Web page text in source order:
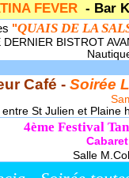
FEVER - Bar
"QUAIS DE LA
BISTROT
Café - Soirée
entre St Julien et Plaine
4ème Festival
Salle